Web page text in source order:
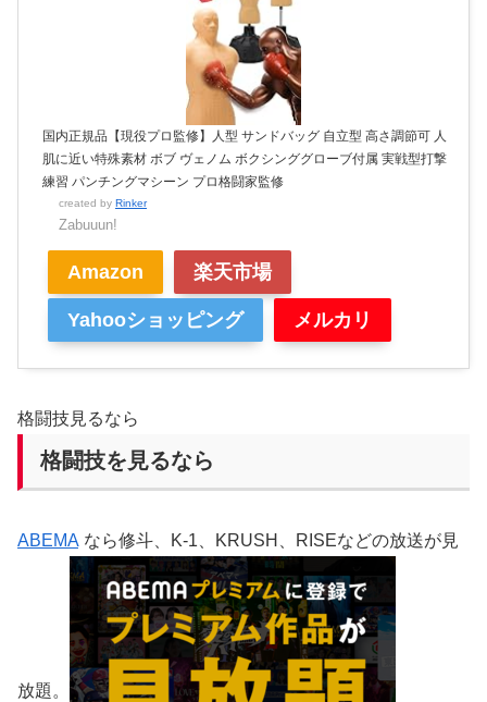
国内正規品【現役プロ監修】人型 サンドバッグ 自立型 高さ調節可 人
肌に近い特殊素材 ボブ ヴェノム ボクシンググローブ付属 実戦型打撃
練習 パンチングマシーン プロ格闘家監修
created by Rinker
Zabuuun!
Amazon 楽天市場
Yahooショッピング メルカリ
格闘技見るなら
格闘技を見るなら
ABEMA なら修斗、K-1、KRUSH、RISEなどの放送が見
放題。